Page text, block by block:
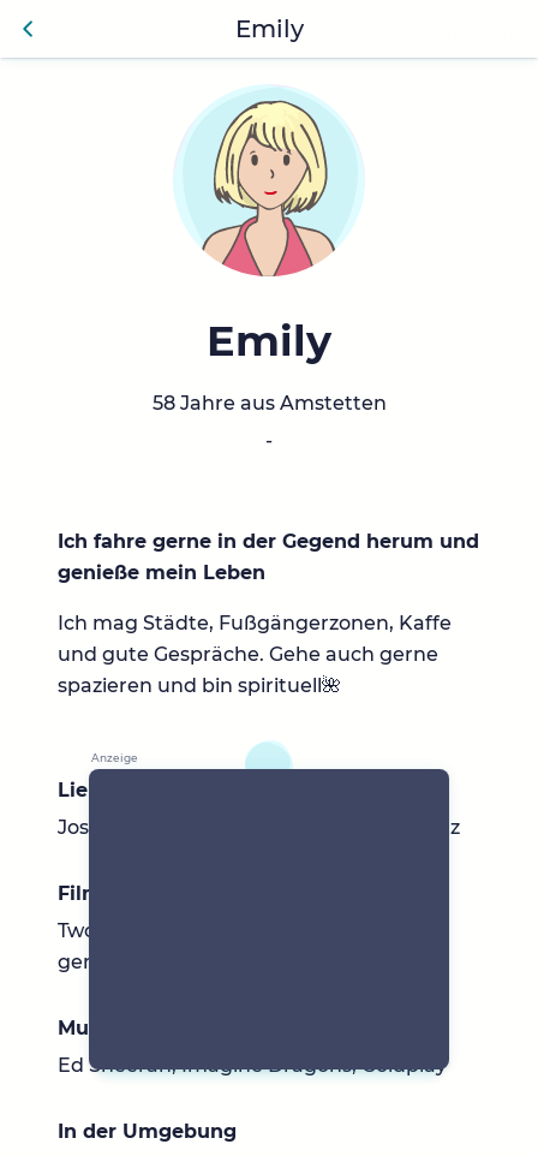
Zurü
Emily
Emily
58 Jahre aus Amstetten
-
Ich fahre gerne in der Gegend herum und
genieße mein Leben
Ich mag Städte, Fußgängerzonen, Kaffe
und gute Gespräche. Gehe auch gerne
spazieren und bin spirituell🌺
Lieblingsbücher
Joseph Murphy, Luise L. Hay, Robert Betz
Filme & Serien
Two and a half men, Interstellar und
generell spannende Filme
Musik
Ed Sheeran, Imagine Dragons, Coldplay
In der Umgebung